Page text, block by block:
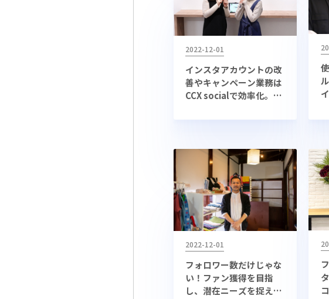
2022-12-01
インスタアカウントの改
善やキャンペーン業務は
CCX socialで効率化。フ
イルブック」の
2022-12-01
フォロワー数だけじゃな
い！ファン獲得を目指
し、潜在ニーズを捉える